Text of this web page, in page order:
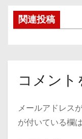
稿
ナ
ゲ
シ
関連投稿
コメント
メールアドレス
が付いている欄